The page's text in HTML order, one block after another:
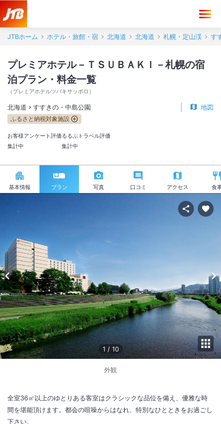
JTBホーム ホテル・旅館・宿 北海道 北海道 札幌・定山渓 す
プレミアホテル－ＴＳＵＢＡＫＩ－札幌の宿
泊プラン・料金一覧
（ プレミアホテルツバキサッポロ ）
北海道 すすきの・中島公園 地図
ふるさと納税対象施設
お客様アンケート評価
集計中
るるぶトラベル評価
集計中
基本情報 プラン 写真 口コミ アクセス 食
1 / 10
外観
全室36㎡以上のゆとりある客室はクラシックな品位を備え、優雅な時
間を堪能頂けます。都会の喧噪からはなれ、特別なひとときをお過ごし
下さい。